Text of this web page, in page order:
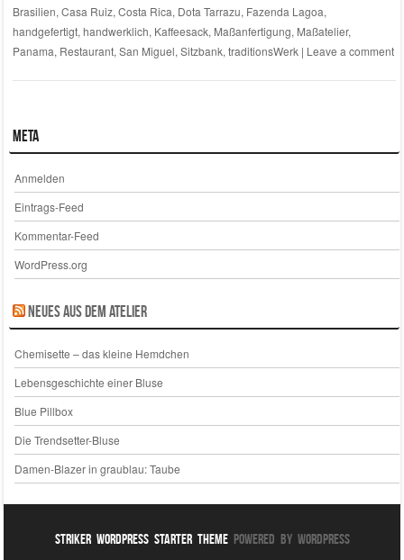
Brasilien, Casa Ruiz, Costa Rica, Dota Tarrazu, Fazenda Lagoa,
handgefertigt, handwerklich, Kaffeesack, Maßanfertigung, Maßatelier,
Panama, Restaurant, San Miguel, Sitzbank, traditionsWerk | Leave a comment
Meta
Anmelden
Eintrags-Feed
Kommentar-Feed
WordPress.org
Neues aus dem Atelier
Chemisette – das kleine Hemdchen
Lebensgeschichte einer Bluse
Blue Pillbox
Die Trendsetter-Bluse
Damen-Blazer in graublau: Taube
Striker WordPress Starter ThemePowered By WordPress